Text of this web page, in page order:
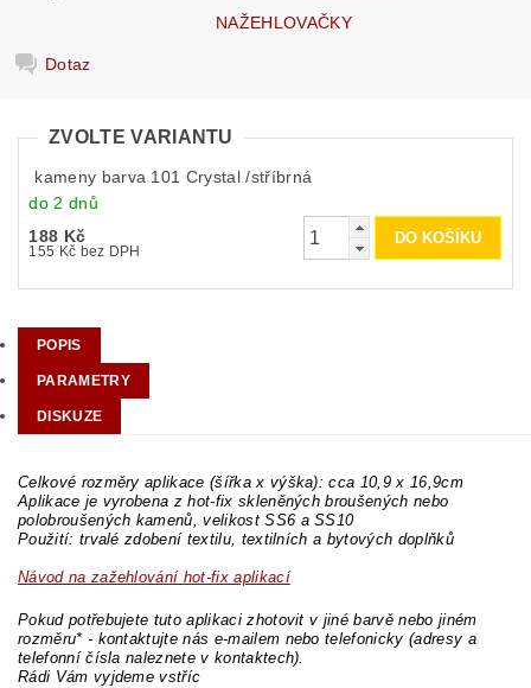
NAŽEHLOVAČKY
Dotaz
ZVOLTE VARIANTU
kameny barva 101 Crystal /stříbrná
do 2 dnů
188 Kč
155 Kč bez DPH
POPIS
PARAMETRY
DISKUZE
Celkové rozměry aplikace (šířka x výška): cca 10,9 x 16,9cm
Aplikace je vyrobena z hot-fix skleněných broušených nebo
polobroušených kamenů, velikost SS6 a SS10
Použití: trvalé zdobení textilu, textilních a bytových doplňků
Návod na zažehlování hot-fix aplikací
Pokud potřebujete tuto aplikaci zhotovit v jiné barvě nebo jiném
rozměru* - kontaktujte nás e-mailem nebo telefonicky (adresy a
telefonní čísla naleznete v kontaktech).
Rádi Vám vyjdeme vstříc